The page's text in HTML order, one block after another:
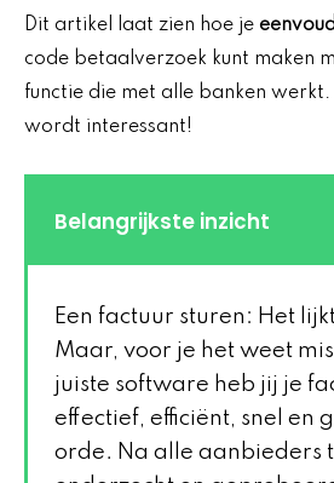
Dit artikel laat zien hoe je
code betaalverzoek kunt maken
functie die met alle banken werkt.
wordt interessant!
Belangrijkste inzicht
Een factuur sturen: Het
Maar, voor je het weet
juiste software heb jij je
effectief, efficiënt, snel en
orde. Na alle aanbieders